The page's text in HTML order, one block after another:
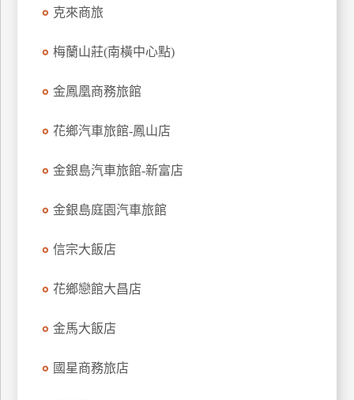
克來商旅
梅蘭山莊(南橫中心點)
金鳳凰商務旅館
花鄉汽車旅館-鳳山店
金銀島汽車旅館-新富店
金銀島庭園汽車旅館
信宗大飯店
花鄉戀館大昌店
金馬大飯店
國星商務旅店